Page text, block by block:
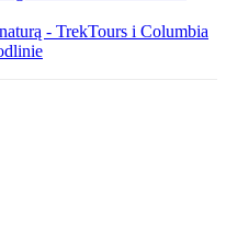
- TrekTours i Columbia